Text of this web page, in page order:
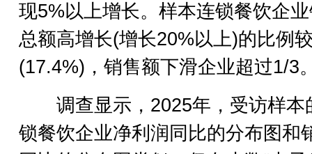
现5%以上增长。样本连锁餐饮企
总额高增长(增长20%以上)的比例
(17.4%)，销售额下滑企业超过1/3
调查显示，2025年，受访样本
锁餐饮企业净利润同比的分布图和